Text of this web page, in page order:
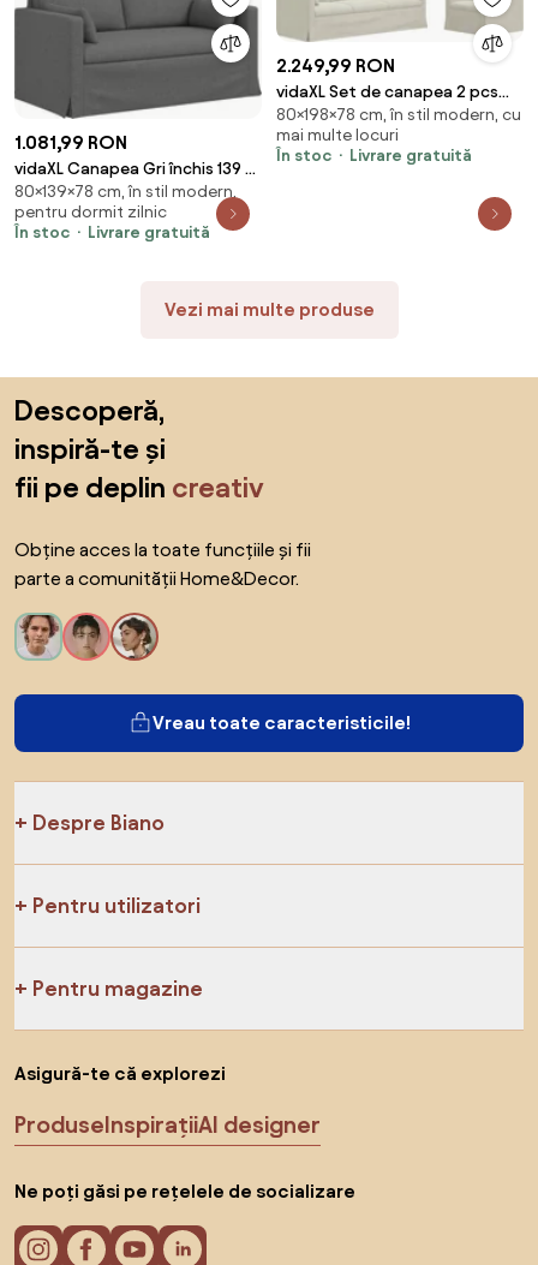
1.081,99 RON
vidaXL Canapea Gri închis 139 x
78 x 80 cm țesătură
80×139×78 cm, în stil modern,
pentru dormit zilnic
În stoc
Livrare gratuită
2.249,99 RON
vidaXL Set de canapea 2 pcs
Crem 198 x 78 x 80 cm Catifea
80×198×78 cm, în stil modern, cu
mai multe locuri
În stoc
Livrare gratuită
Vezi mai multe produse
Descoperă,
inspiră-te și
fii pe deplin creativ
Obține acces la toate funcțiile și fii
parte a comunității Home&Decor.
Vreau toate caracteristicile!
Despre Biano
Pentru utilizatori
Pentru magazine
Asigură-te că explorezi
ProduseInspirațiiAI designer
Ne poți găsi pe rețelele de socializare